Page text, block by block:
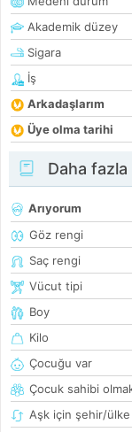
Akademik düzey
Sigara
İş
Arkadaşlarım
Üye olma tarihi
Daha
Arıyorum
Göz rengi
Saç rengi
Vücut tipi
Boy
Kilo
Çocuğu var
Çocuk sahibi
Aşk için şehir/